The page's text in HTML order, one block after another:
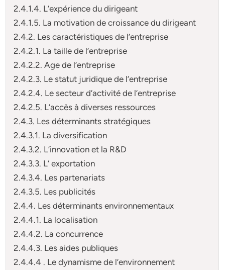
2.4.1.4. L’expérience du dirigeant
2.4.1.5. La motivation de croissance du dirigeant
2.4.2. Les caractéristiques de l’entreprise
2.4.2.1. La taille de l’entreprise
2.4.2.2. Age de l’entreprise
2.4.2.3. Le statut juridique de l’entreprise
2.4.2.4. Le secteur d’activité de l’entreprise
2.4.2.5. L’accès à diverses ressources
2.4.3. Les déterminants stratégiques
2.4.3.1. La diversification
2.4.3.2. L’innovation et la R&D
2.4.3.3. L’ exportation
2.4.3.4. Les partenariats
2.4.3.5. Les publicités
2.4.4. Les déterminants environnementaux
2.4.4.1. La localisation
2.4.4.2. La concurrence
2.4.4.3. Les aides publiques
2.4.4.4 . Le dynamisme de l’environnement